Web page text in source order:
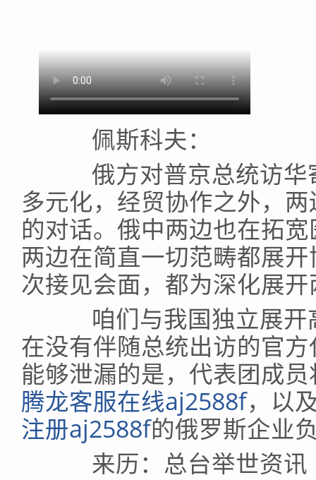
佩斯科夫：
俄方对普京总统访华
多元化，经贸协作之外，
的对话。俄中两边也在拓
两边在简直一切范畴都展
次接见会面，都为深化展
咱们与我国独立展开
在没有伴随总统出访的官
能够泄漏的是，代表团成
腾龙客服在线aj2588f，以
注册aj2588f的俄罗斯企业
来历：总台举世资讯